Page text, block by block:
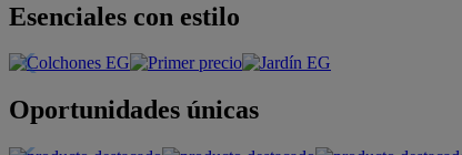
Esenciales con estilo
Oportunidades únicas